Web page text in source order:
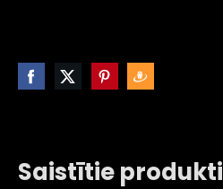
Saistītie produkti